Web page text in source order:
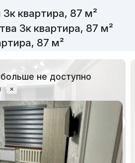
квартира, 87 м²
3к квартира, 87 м²
87 м²
не доступно
×